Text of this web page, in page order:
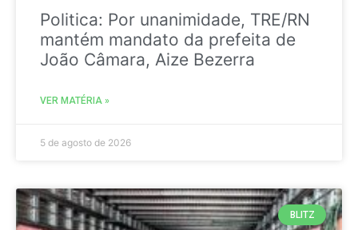
Politica: Por unanimidade, TRE/RN
mantém mandato da prefeita de
João Câmara, Aize Bezerra
VER MATÉRIA »
5 de agosto de 2026
BLITZ